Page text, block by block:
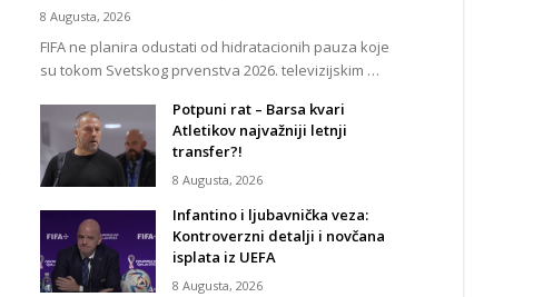
8 Augusta, 2026
FIFA ne planira odustati od hidratacionih pauza koje
su tokom Svetskog prvenstva 2026. televizijskim …
Potpuni rat – Barsa kvari
Atletikov najvažniji letnji
transfer?!
8 Augusta, 2026
Infantino i ljubavnička veza:
Kontroverzni detalji i novčana
isplata iz UEFA
8 Augusta, 2026